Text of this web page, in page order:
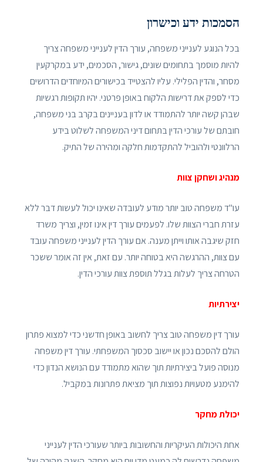
הסמכות ידע וכישרון
בכל הנוגע לענייני משפחה, עורך הדין לענייני משפחה צריך
להיות מוסמך בתחומים שונים, גישור, הסכמים, ידע במקרקעין
מסחר, והדין הפלילי. עליו להצטייד בכישורים המיוחדים הדרושים
כדי לספק את דרישות הלקוח באופן פרטני. יהיו תקופות רגשיות
שבהן קשה יותר להתמודד או לדון בעניינים בקרב בני משפחה,
חובתם של עורכי הדין בתחום דיני המשפחה לשלוט בידע
הרלוונטי ולהוביל להתקדמות חלקה ומהירה של התיק.
מנהיג ושחקן צוות
עו"ד משפחה טוב יותר מודע לעובדה שאינו יכול לעשות דבר ללא
עזרת חברי הצוות שלו. לפעמים עורך דין אינו זמין, וצריך משרד
חזק שיגבה אותו וייתן מענה. אם עורך הדין לענייני משפחה עובד
עם צוות, ההרגשה היא בטוחה יותר. עם זאת, אין זה אומר ששכר
הטרחה צריך לעלות בגלל תוספת צוות עורכי הדין.
יצירתיות
עורך דין משפחה טוב צריך לחשוב באופן חדשני כדי למצוא פתרון
הולם להסכם נכון או יישוב סכסוך המשפחתי. עורך דין משפחה
מנוסה פועל ביצירתיות תוך שהוא מתמודד עם הנושא הנדון כדי
להימנע מטעויות נפוצות תוך מציאת פתרונות במקביל.
יכולת מחקר
אחת היכולות העיקריות והחשובות ביותר שעורכי הדין לענייני